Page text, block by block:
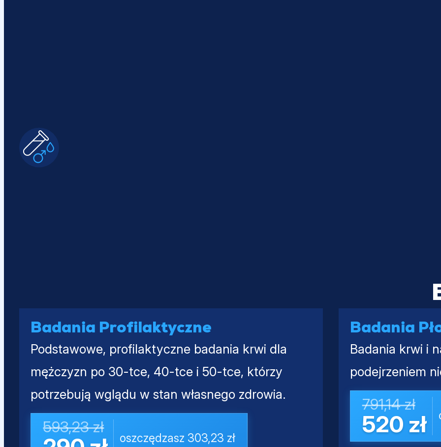
Badania Profilaktyczne
Podstawowe, profilaktyczne badania krwi dla
mężczyzn po 30-tce, 40-tce i 50-tce, którzy
potrzebują wglądu w stan własnego zdrowia.
593,23 zł
oszczędzasz 303,23 zł
Badania
Badania krwi i
podejrzeniem
791,14 zł
520 zł